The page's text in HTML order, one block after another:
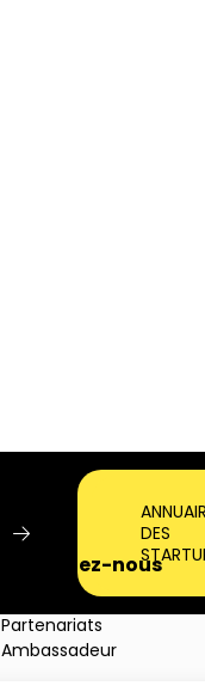
DES
Rejoignez-nous
Partenariats
Ambassadeur